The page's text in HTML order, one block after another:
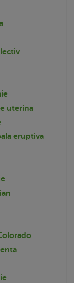
uterina
eruptiva